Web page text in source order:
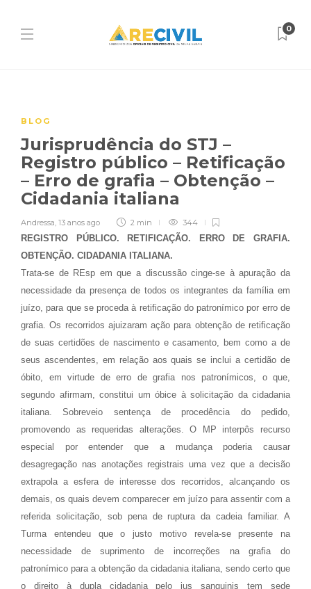
0
BLOG
Jurisprudência do STJ –
Registro público – Retificação
– Erro de grafia – Obtenção –
Cidadania italiana
Andressa, 13 anos ago 2 min 344
REGISTRO PÚBLICO. RETIFICAÇÃO. ERRO DE GRAFIA.
OBTENÇÃO. CIDADANIA ITALIANA.
Trata-se de REsp em que a discussão cinge-se à apuração da
necessidade da presença de todos os integrantes da família em
juízo, para que se proceda à retificação do patronímico por erro de
grafia. Os recorridos ajuizaram ação para obtenção de retificação
de suas certidões de nascimento e casamento, bem como a de
seus ascendentes, em relação aos quais se inclui a certidão de
óbito, em virtude de erro de grafia nos patronímicos, o que,
segundo afirmam, constitui um óbice à solicitação da cidadania
italiana. Sobreveio sentença de procedência do pedido,
promovendo as requeridas alterações. O MP interpôs recurso
especial por entender que a mudança poderia causar
desagregação nas anotações registrais uma vez que a decisão
extrapola a esfera de interesse dos recorridos, alcançando os
demais, os quais devem comparecer em juízo para assentir com a
referida solicitação, sob pena de ruptura da cadeia familiar. A
Turma entendeu que o justo motivo revela-se presente na
necessidade de suprimento de incorreções na grafia do
patronímico para a obtenção da cidadania italiana, sendo certo que
o direito à dupla cidadania pelo jus sanguinis tem sede